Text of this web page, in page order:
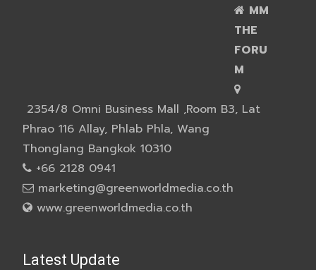
MM
THE
FORU
M
2354/8 Omni Business Mall ,Room B3, Lat
Phrao 116 Allay, Phlab Phla, Wang
Thonglang Bangkok 10310
+66 2128 0941
marketing@greenworldmedia.co.th
www.greenworldmedia.co.th
Latest Update